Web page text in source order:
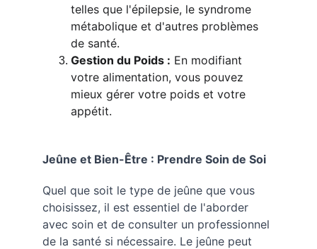
telles que l'épilepsie, le syndrome
métabolique et d'autres problèmes
de santé.
Gestion du Poids : En modifiant
votre alimentation, vous pouvez
mieux gérer votre poids et votre
appétit.
Jeûne et Bien-Être : Prendre Soin de Soi
Quel que soit le type de jeûne que vous
choisissez, il est essentiel de l'aborder
avec soin et de consulter un professionnel
de la santé si nécessaire. Le jeûne peut